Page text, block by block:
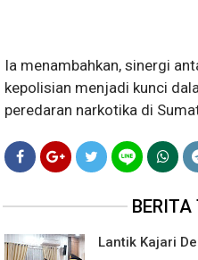
Ia menambahkan, sinergi
kepolisian menjadi kunci
peredaran narkotika di
BERITA
Lantik Kajari